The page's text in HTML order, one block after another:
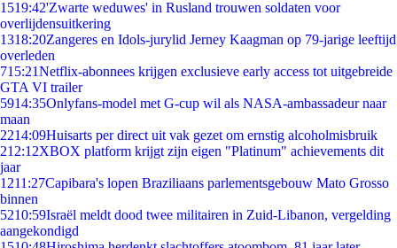
1519:42'Zwarte weduwes' in Rusland trouwen soldaten voor
overlijdensuitkering
1318:20Zangeres en Idols-jurylid Jerney Kaagman op 79-jarige leeftijd
overleden
715:21Netflix-abonnees krijgen exclusieve early access tot uitgebreide
GTA VI trailer
5914:35Onlyfans-model met G-cup wil als NASA-ambassadeur naar
maan
2214:09Huisarts per direct uit vak gezet om ernstig alcoholmisbruik
212:12XBOX platform krijgt zijn eigen "Platinum" achievements dit
jaar
1211:27Capibara's lopen Braziliaans parlementsgebouw Mato Grosso
binnen
5210:59Israël meldt dood twee militairen in Zuid-Libanon, vergelding
aangekondigd